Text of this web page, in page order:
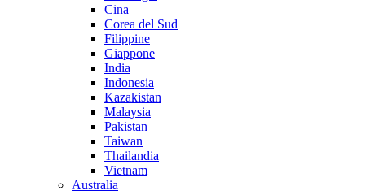
Cina
Corea del Sud
Filippine
Giappone
India
Indonesia
Kazakistan
Malaysia
Pakistan
Taiwan
Thailandia
Vietnam
Australia